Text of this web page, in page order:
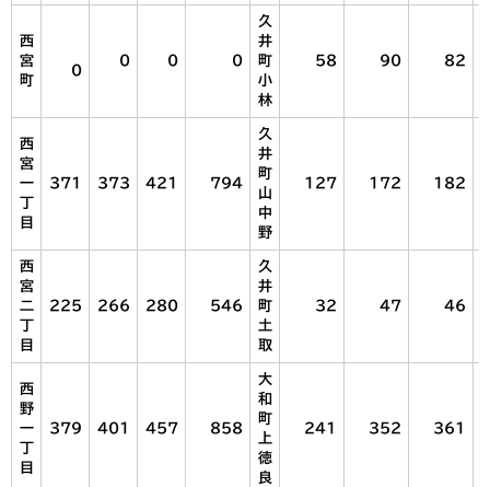
西
宮
町
0
0 0 0
久
井
町
小
林
58 90 82
西
宮
一
目
371 373 421 794
久
井
町
山
中
野
127 172 182
西
宮
二
目
225 266 280 546
久
井
町
土
取
32 47 46
西
野
一
目
379 401 457 858
大
和
町
上
徳
良
241 352 361